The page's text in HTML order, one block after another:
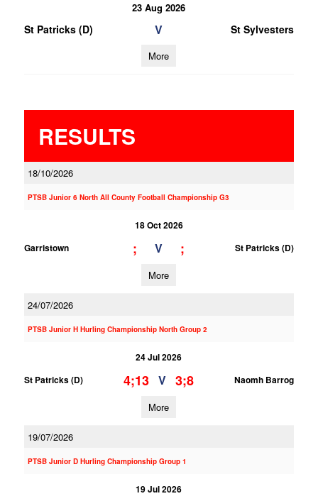
23 Aug 2026
St Patricks (D) V St Sylvesters
More
RESULTS
18/10/2026
PTSB Junior 6 North All County Football Championship G3
18 Oct 2026
Garristown
; V ; St Patricks (D)
More
24/07/2026
PTSB Junior H Hurling Championship North Group 2
24 Jul 2026
St Patricks (D)
4;13 V 3;8 Naomh Barrog
More
19/07/2026
PTSB Junior D Hurling Championship Group 1
19 Jul 2026